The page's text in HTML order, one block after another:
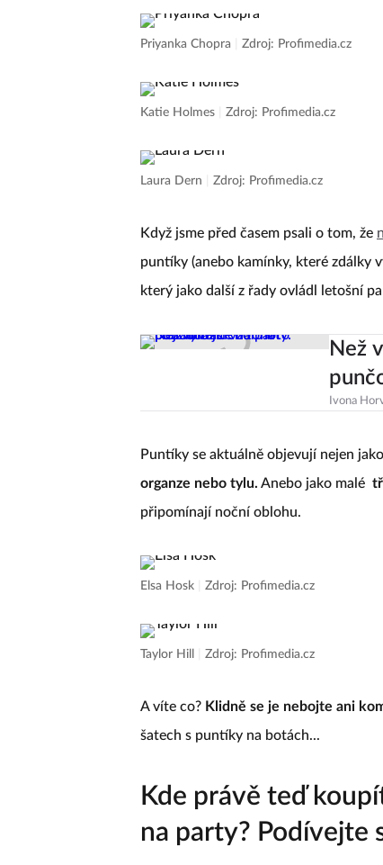
Priyanka Chopra Zdroj: Profimedia.cz
Katie Holmes Zdroj: Profimedia.cz
Laura Dern Zdroj: Profimedia.cz
Když jsme před časem psali o tom, že
puntíky (anebo kamínky, které zdálky
který jako další z řady ovládl letošní
Než
Ivona
Puntíky se aktuálně objevují nejen
organze nebo tylu. Anebo jako malé
připomínají noční oblohu.
Elsa Hosk Zdroj: Profimedia.cz
Taylor Hill Zdroj: Profimedia.cz
A víte co? Klidně se je nebojte ani
šatech s puntíky na botách...
Kde právě teď
na party? Podívejte